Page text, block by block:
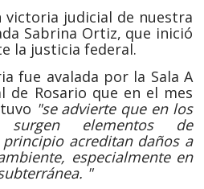
victoria judicial de nuestra
Sabrina Ortiz, que inició
la justicia federal.
fue avalada por la Sala A
de Rosario que en el mes
"se advierte que en los
surgen elementos de
acreditan daños a
especialmente en
"